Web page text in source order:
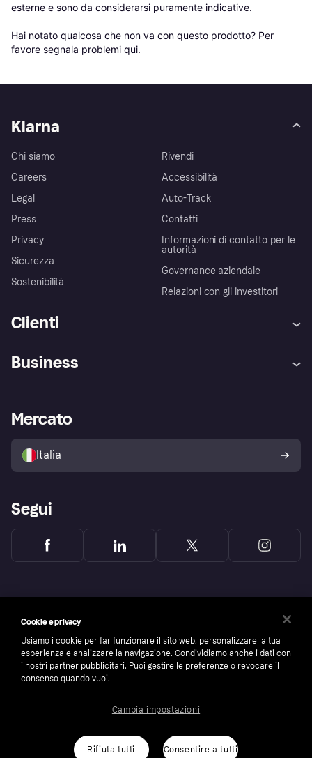
esterne e sono da considerarsi puramente indicative.
Hai notato qualcosa che non va con questo prodotto? Per
favore segnala problemi qui.
Klarna
Chi siamo
Careers
Legal
Press
Privacy
Sicurezza
Sostenibilità
Rivendi
Accessibilità
Auto-Track
Contatti
Informazioni di contatto per le
autorità
Governance aziendale
Relazioni con gli investitori
Clienti
Assistenza
Esplora i negozi
Politica di protezione
dell'acquirente Klarna
Business
Accesso aziende
Mercato
Italia
Segui
number: 556737-0431
Cookie e privacy
Usiamo i cookie per far funzionare il sito web, personalizzare la tua
esperienza e analizzare la navigazione. Condividiamo anche i dati con
i nostri partner pubblicitari. Puoi gestire le preferenze o revocare il
consenso quando vuoi.
Rifiuta tutti Consentire a tutti
Cambia impostazioni